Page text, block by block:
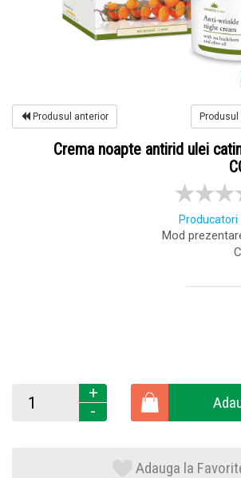
Produsul anterior
Crema noapte antirid ulei
Producatori
Mod
+
-
Adauga la